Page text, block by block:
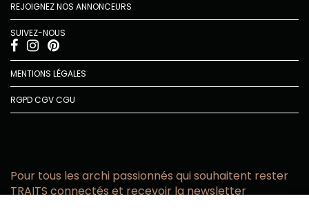
REJOIGNEZ NOS ANNONCEURS
SUIVEZ-NOUS
MENTIONS LÉGALES
RGPDCGVCGU
Pour tous les archi passionnés qui souhaitent rester
TRAITS connectés et recevoir la newsletter